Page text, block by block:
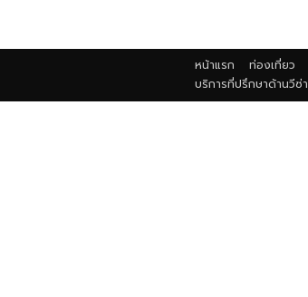
หน้าแรก ท่องเที่ยว
บริการที่ปรึกษาด้านวีซ่า